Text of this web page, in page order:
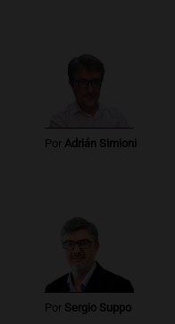
Por Adrián Simioni
Por Sergio Suppo